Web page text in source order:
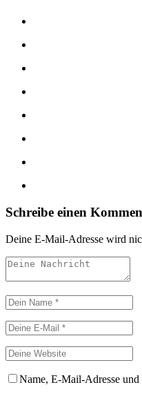
Schreibe einen
Deine E-Mail-Adresse wird
Name, E-Mail-Adresse und